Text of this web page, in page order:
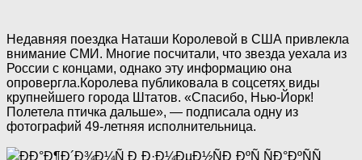
Недавняя поездка Наташи Королевой в США привлекла
внимание СМИ. Многие посчитали, что звезда уехала из
России с концами, однако эту информацию она
опровергла.Королева публиковала в соцсетях виды
крупнейшего города Штатов. «Спасибо, Нью-Йорк!
Полетела птичка дальше», — подписала одну из
фотографий 49-летняя исполнительница.